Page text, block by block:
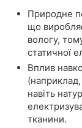
Природне
що
вологу,
статичної
Вплив
навіть
тканини.